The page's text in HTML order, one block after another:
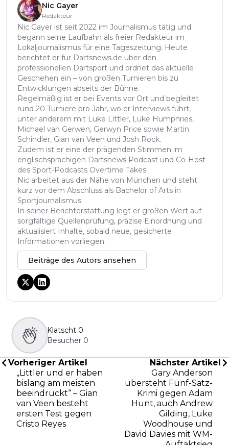
Nic Gayer
Redakteur
Nic Gayer ist seit 2022 im Journalismus tätig und
begann seine Laufbahn als freier Redakteur im
Lokaljournalismus für eine Tageszeitung. Heute
berichtet er für Dartsnews.de über den
professionellen Dartsport und ordnet das aktuelle
Geschehen ein – von großen Turnieren bis zu
Entwicklungen abseits der Bühne.
Regelmäßig ist er bei Events vor Ort und begleitet
rund 20 Turniere pro Jahr, wo er Interviews führt,
unter anderem mit Luke Littler, Luke Humphries,
Michael van Gerwen, Gerwyn Price sowie Martin
Schindler, Gian van Veen und Josh Rock.
Zudem ist er eine der prägenden Stimmen im
englischsprachigen Dartsnews Podcast und Co-Host
des Sport-Podcasts Overtime Takes.
Nic arbeitet aus der Nähe von München und steht
kurz vor dem Abschluss als Bachelor of Arts in
Sportjournalismus.
In seiner Berichterstattung legt er großen Wert auf
sorgfältige Quellenprüfung, präzise Einordnung und
aktualisiert Inhalte, sobald neue, gesicherte
Informationen vorliegen.
Beiträge des Autors ansehen
Klatscht 0
Besucher 0
Vorheriger Artikel
„Littler und er haben
bislang am meisten
beeindruckt“ – Gian
van Veen besteht
ersten Test gegen
Cristo Reyes
Nächster Artikel
Gary Anderson
übersteht Fünf-Satz-
Krimi gegen Adam
Hunt, auch Andrew
Gilding, Luke
Woodhouse und
David Davies mit WM-